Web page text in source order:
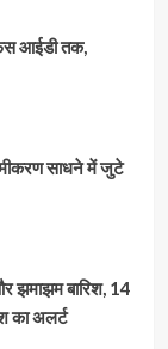
आईडी तक,
साधने में जुटे
झमाझम बारिश, 14
का अलर्ट